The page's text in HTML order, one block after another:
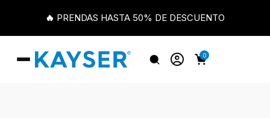
🔥 PRENDAS HASTA 50% DE DESCUENTO
0